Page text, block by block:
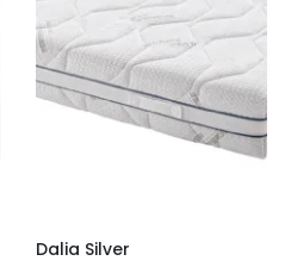
Dalia Silver